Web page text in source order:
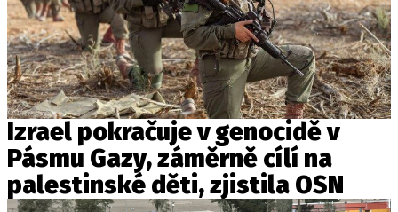
Izrael pokračuje v genocidě v
Pásmu Gazy, záměrně cílí na
palestinské děti, zjistila OSN